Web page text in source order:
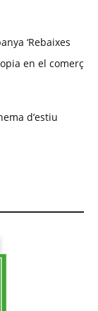
‘Rebaixes
en el comerç
d’estiu